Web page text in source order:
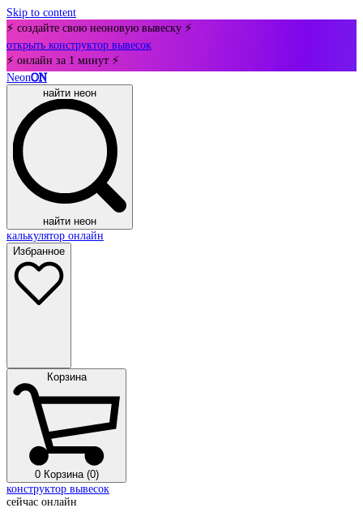
Skip to content
⚡ создайте свою неоновую вывеску ⚡
открыть конструктор вывесок
⚡ онлайн за 1 минут ⚡
NeonON
найти неон
найти неон
калькулятор онлайн
Избранное
Корзина
0 Корзина (0)
конструктор вывесок
сейчас онлайн